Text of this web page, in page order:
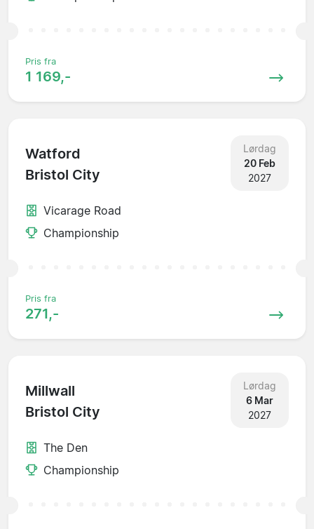
Pris fra
1 169,-
Watford
Bristol City
Lørdag
20 Feb
2027
Vicarage Road
Championship
Pris fra
271,-
Millwall
Bristol City
Lørdag
6 Mar
2027
The Den
Championship